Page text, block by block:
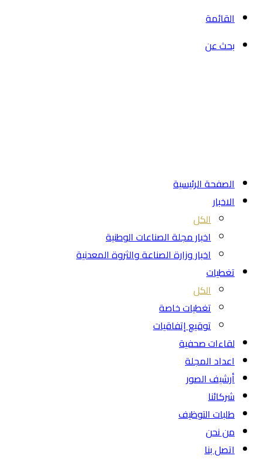
القائمة
بحث عن
الصفحة الرئيسية
الاخبار
الكل
اخبار مجلة الصناعات الوطنية
اخبار وزارة الصناعة والثروة المعدنية
تغطيات
الكل
تغطيات خاصة
توقيع إتفاقيات
لقاءات صحفية
اعداد المجلة
أرشيف الصور
شركائنا
طلبات التوظيف
من نحن
اتصل بنا